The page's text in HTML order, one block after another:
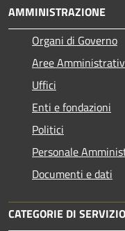
AMMINISTRAZIONE
Organi di Governo
Aree
Uffici
Enti e fondazioni
Politici
Personale
Documenti e dati
CATEGORIE DI SERVIZIO